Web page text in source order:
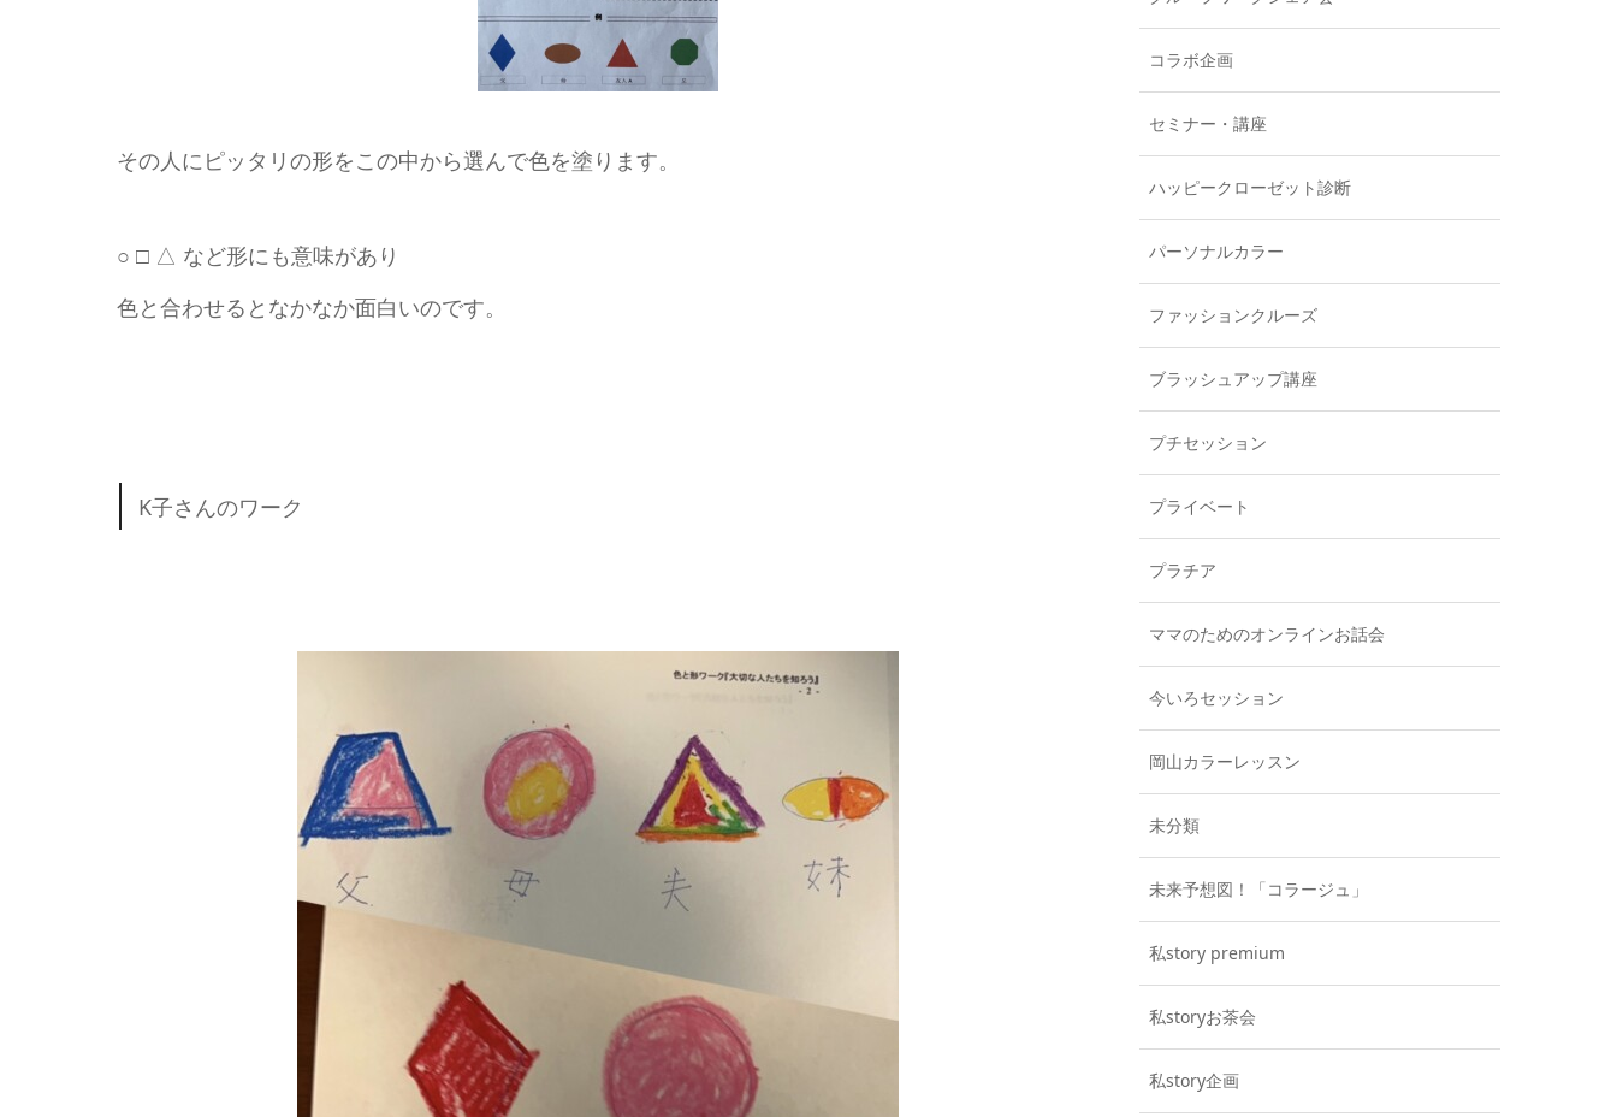
その人にピッタリの形をこの中から選んで色を塗ります。
○ □ △ など形にも意味があり
色と合わせるとなかなか面白いのです。
K子さんのワーク
コラボ企画
セミナー・講座
ハッピークローゼット診断
パーソナルカラー
ファッションクルーズ
ブラッシュアップ講座
プチセッション
プライベート
プラチア
ママのためのオンラインお話会
今いろセッション
岡山カラーレッスン
未分類
未来予想図！「コラージュ」
私story premium
私storyお茶会
私story企画